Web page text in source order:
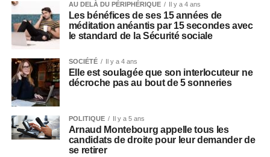
AU DELÀ DU PÉRIPHÉRIQUE Il y a 4 ans
Les bénéfices de ses 15 années de
méditation anéantis par 15 secondes avec
le standard de la Sécurité sociale
SOCIÉTÉ Il y a 4 ans
Elle est soulagée que son interlocuteur ne
décroche pas au bout de 5 sonneries
POLITIQUE Il y a 5 ans
Arnaud Montebourg appelle tous les
candidats de droite pour leur demander de
se retirer